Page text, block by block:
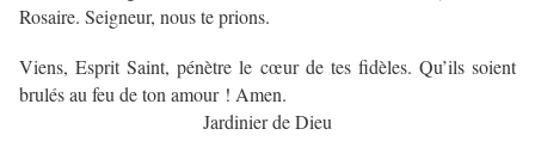
Rosaire. Seigneur, nous te prions.
Viens, Esprit Saint, pénètre le cœur de tes fidèles. Qu’ils soient
brulés au feu de ton amour ! Amen.
Jardinier de Dieu